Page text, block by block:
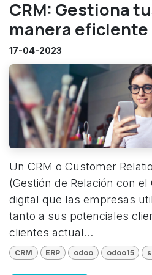
CRM: Gestiona
manera eficiente
17-04-2023
Un CRM o Customer
(Gestión de Relación con
digital que las empresas
tanto a sus potenciales
clientes actual...
CRM ERP odoo odoo15